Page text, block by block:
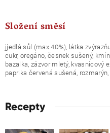
Složení směsí
jjedlá sůl (max.40%), látka
cukr, oregáno, česnek sušený,
bazalka, zázvor mletý, kvasnicový
paprika červená sušená,
Recepty